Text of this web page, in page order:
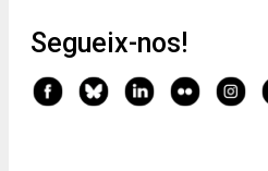
Segueix-nos!